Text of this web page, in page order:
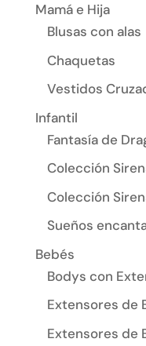
Mamá e Hija
Blusas con alas
Chaquetas
Vestidos
Infantil
Fantasía de
Colección
Colección
Sueños
Bebés
Bodys con
Extensores de
Extensores de